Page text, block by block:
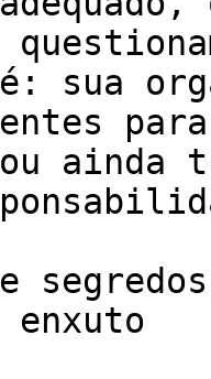
sua
ainda